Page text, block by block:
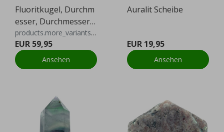
Fluoritkugel, Durchm
esser, Durchmesser
6,8 cm
products.more_variants_available
EUR 59,95
Ansehen
Auralit Scheibe
EUR 19,95
Ansehen